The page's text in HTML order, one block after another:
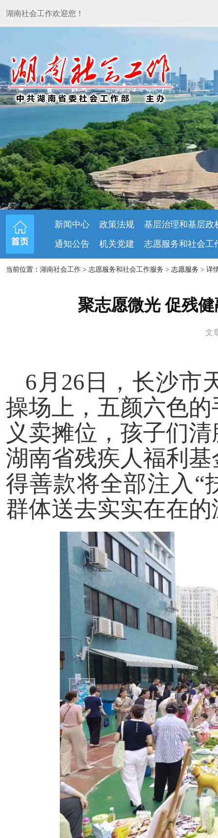
湖南社会工作欢迎您！
新闻中心 政策法规
基层治理和基层政
通知公告
机关党建 志愿服务和社会工
当前位置：湖南社会工作 >志愿服务和社会工作服务 > 志愿服务 > 详
聚志愿微光 促残
文
6月26日，长沙市
操场上，五颜六色
义卖摊位，孩子们
湖南省残疾人福利
得善款将全部注入“
群体送去实实在在